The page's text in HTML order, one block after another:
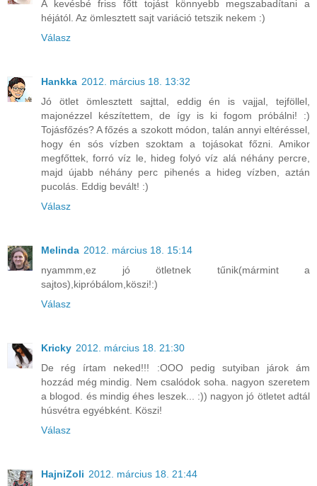
A kevésbé friss főtt tojást könnyebb megszabadítani a
héjától. Az ömlesztett sajt variáció tetszik nekem :)
Válasz
Hankka 2012. március 18. 13:32
Jó ötlet ömlesztett sajttal, eddig én is vajjal, tejföllel,
majonézzel készítettem, de így is ki fogom próbálni! :)
Tojásfőzés? A főzés a szokott módon, talán annyi eltéréssel,
hogy én sós vízben szoktam a tojásokat főzni. Amikor
megfőttek, forró víz le, hideg folyó víz alá néhány percre,
majd újabb néhány perc pihenés a hideg vízben, aztán
pucolás. Eddig bevált! :)
Válasz
Melinda 2012. március 18. 15:14
nyammm,ez jó ötletnek tűnik(mármint a
sajtos),kipróbálom,köszi!:)
Válasz
Kricky 2012. március 18. 21:30
De rég írtam neked!!! :OOO pedig sutyiban járok ám
hozzád még mindig. Nem csalódok soha. nagyon szeretem
a blogod. és mindig éhes leszek... :)) nagyon jó ötletet adtál
húsvétra egyébként. Köszi!
Válasz
HajniZoli 2012. március 18. 21:44